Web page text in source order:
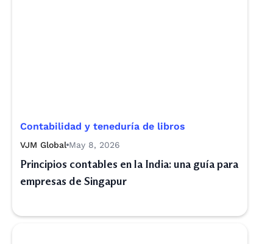
Contabilidad y teneduría de libros
VJM Global May 8, 2026
Principios contables en la India: una guía para
empresas de Singapur